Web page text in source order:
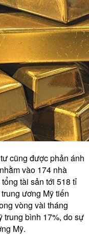
cũng được phản ánh
vào 174 nhà
tài sản tới 518 tỉ
ương Mỹ tiến
vòng vài tháng
trung bình 17%, do sự
Mỹ.